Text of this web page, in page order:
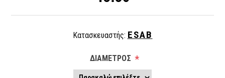
Κατασκευαστής: ESAB
ΔΙΑΜΕΤΡΟΣ *